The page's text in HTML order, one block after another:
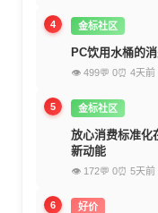
4 金标社区
PC饮用水桶的
👁 499💬 0⏰ 4天前
5 金标社区
放心消费标准
新动能
👁 172💬 0⏰ 5天前
6 好价